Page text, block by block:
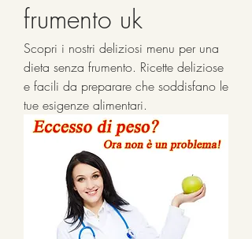
frumento uk
Scopri i nostri deliziosi menu per una
dieta senza frumento. Ricette deliziose
e facili da preparare che soddisfano le
tue esigenze alimentari.